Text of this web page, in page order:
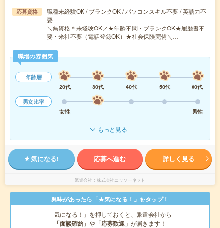
応募資格
職種未経験OK / ブランクOK / パソコンスキル不要 / 英語力不
要
＼無資格＊未経験OK／★年齢不問・ブランクOK★履歴書不
要・来社不要（電話登録OK）★社会保険完備＼…
職場の雰囲気
年齢層
20代
30代 40代 50代
60代
男女比率
女性
男性
もっと見る
気になる! 応募へ進む 詳しく見る
派遣会社 株式会社ニッソーネット
興味があったら「★気になる！」をタップ！
「気になる！」を押しておくと、派遣会社から
「面談確約」 や 「応募歓迎」 が届きます！